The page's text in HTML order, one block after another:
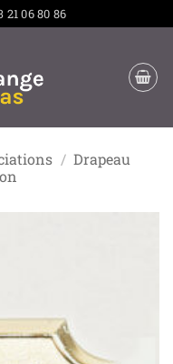
21 06 80 86
/ Drapeau